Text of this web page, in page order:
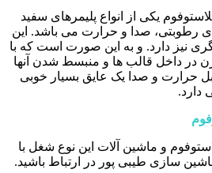
یکی از انواع پلیمرهای سفید
رطوبتی، صدا و حرارت می باشد. این
نیز دارد. و به این صورت است که با
در داخل قالب ها و منبسط شدن آنها
حرارت و صدا یک عایق بسیار خوبی
دارد.
و ماشین آلات این نوع شغل با
سازی طیبی پور در ارتباط باشید.